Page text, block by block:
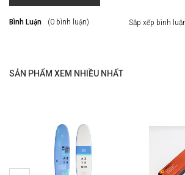
Bình Luận (0 bình luận) Sắp xếp bình
SẢN PHẨM XEM NHIỀU NHẤT